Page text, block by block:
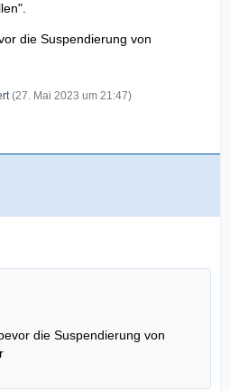
die Suspendierung von
(27. Mai 2023 um 21:47)
die Suspendierung von